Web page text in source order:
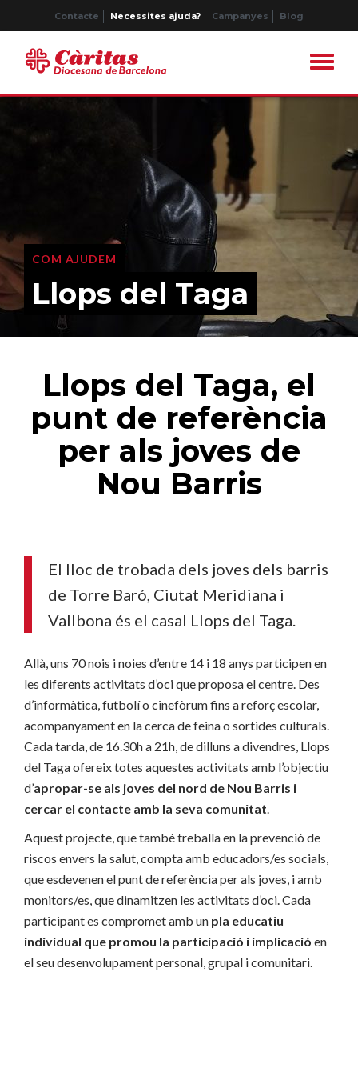
Contacte Necessites ajuda? Campanyes Blog
COM AJUDEM
Llops del Taga
Llops del Taga, el
punt de referència
per als joves de
Nou Barris
El lloc de trobada dels joves dels barris
de Torre Baró, Ciutat Meridiana i
Vallbona és el casal Llops del Taga.
Allà, uns 70 nois i noies d’entre 14 i 18 anys participen en
les diferents activitats d’oci que proposa el centre. Des
d’informàtica, futbolí o cinefòrum fins a reforç escolar,
acompanyament en la cerca de feina o sortides culturals.
Cada tarda, de 16.30h a 21h, de dilluns a divendres, Llops
del Taga ofereix totes aquestes activitats amb l’objectiu
d’apropar-se als joves del nord de Nou Barris i
cercar el contacte amb la seva comunitat.
Aquest projecte, que també treballa en la prevenció de
riscos envers la salut, compta amb educadors/es socials,
que esdevenen el punt de referència per als joves, i amb
monitors/es, que dinamitzen les activitats d’oci. Cada
participant es compromet amb un pla educatiu
individual que promou la participació i implicació en
el seu desenvolupament personal, grupal i comunitari.